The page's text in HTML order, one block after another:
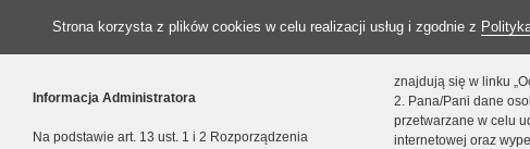
Strona korzysta z plików cookies w celu realizacji usług i zgodnie z
Informacja Administratora
Na podstawie art. 13 ust. 1 i 2 Rozporządzenia
znajdują się w linku
2. Pana/Pani dane
przetwarzane w celu
internetowej oraz